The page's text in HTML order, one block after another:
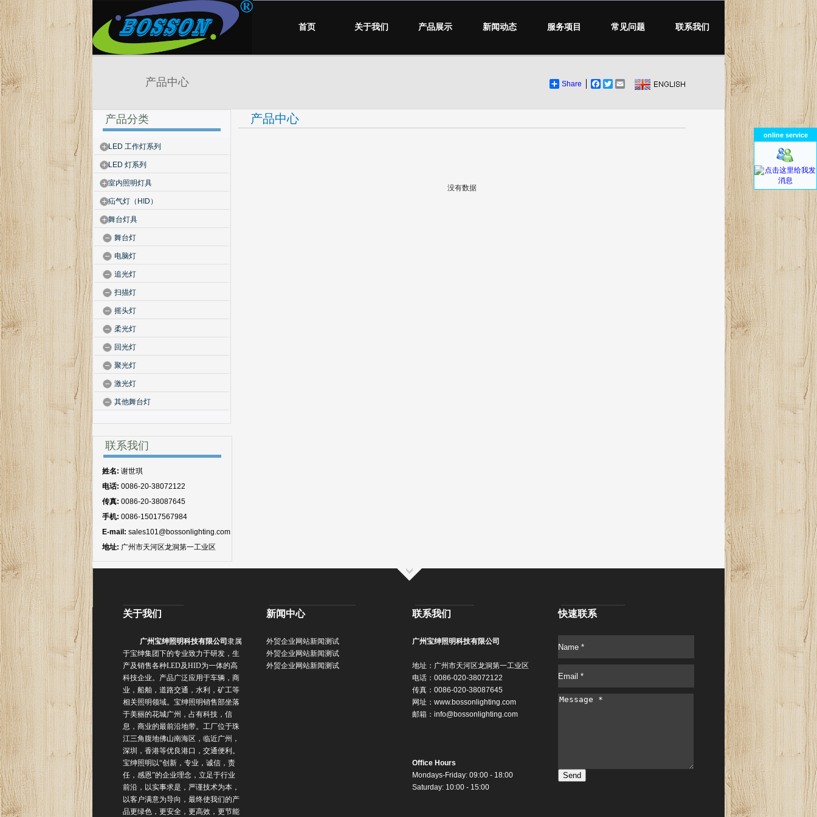
online service
首页 关于我们 产品展示 新闻动态 服务项目 常见问题 联系我们
产品中心 Share Facebook
TwitterEmail
产品分类
LED 工作灯系列
LED 灯系列
室内照明灯具
疝气灯（HID）
舞台灯具
舞台灯
电脑灯
追光灯
扫描灯
摇头灯
柔光灯
回光灯
聚光灯
激光灯
其他舞台灯
联系我们
姓名: 谢世琪
电话: 0086-20-38072122
传真: 0086-20-38087645
手机: 0086-15017567984
E-mail: sales101@bossonlighting.com
地址: 广州市天河区龙洞第一工业区
产品中心
没有数据
关于我们
广州宝绅照明科技有限公司 隶属
于宝绅集团下的专业致力于研发，生
产及销售各种LED及HID为一体的高
科技企业。产品广泛应用于车辆，商
业，船舶，道路交通，水利，矿工等
相关照明领域。 宝绅照明销售部坐落
于美丽的花城广州，占有科技，信
息，商业的最前沿地带。工厂位于珠
江三角腹地佛山南海区，临近广州，
深圳，香港等优良港口，交通便利。
宝绅照明以“创新，专业，诚信，责
任，感恩”的企业理念，立足于行业
前沿，以实事求是，严谨技术为本，
以客户满意为导向，最终使我们的产
品更绿色，更安全，更高效，更节能
新闻中心
外贸企业网站新闻测试
外贸企业网站新闻测试
外贸企业网站新闻测试
联系我们
广州宝绅照明科技有限公司
地址：广州市天河区龙洞第一工业区
电话：0086-020-38072122
传真：0086-020-38087645
网址： www.bossonlighting.com
邮箱： info@bossonlighting.com
Office Hours
Mondays-Friday: 09:00 - 18:00
Saturday: 10:00 - 15:00
快速联系
Send